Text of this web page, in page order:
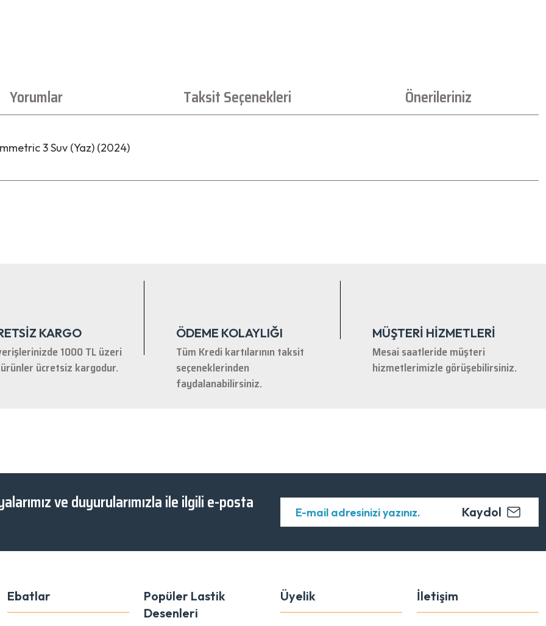
Yorumlar Taksit Seçenekleri Önerileriniz
3 Suv (Yaz) (2024)
KARGO
1000 TL üzeri
ücretsiz kargodur.
ÖDEME KOLAYLIĞI
Tüm Kredi kartılarının taksit
seçeneklerinden
faydalanabilirsiniz.
MÜŞTERİ HİZMETLERİ
Mesai saatleride müşteri
hizmetlerimizle görüşebilirsiniz.
ve duyurularımızla ile ilgili e-posta
Kaydol
Ebatlar
Popüler Lastik
Desenleri
Üyelik İletişim